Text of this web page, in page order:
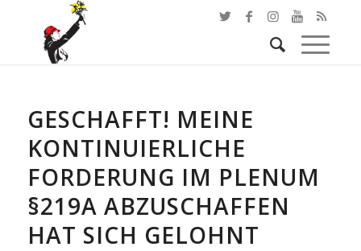
GESCHAFFT! MEINE
KONTINUIERLICHE
FORDERUNG IM PLENUM
§219A ABZUSCHAFFEN
HAT SICH GELOHNT